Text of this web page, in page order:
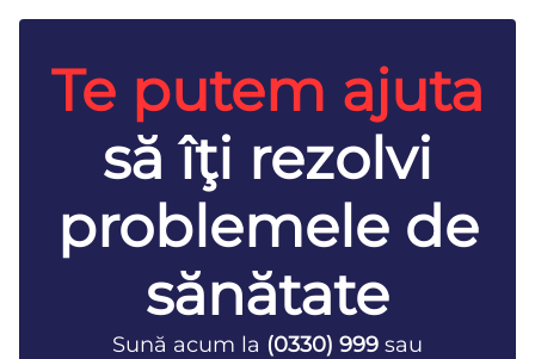
Te putem ajuta
să îţi rezolvi
problemele de
sănătate
Sună acum la (0330) 999 sau